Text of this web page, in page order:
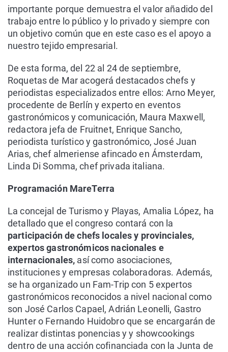
importante porque demuestra el valor añadido del
trabajo entre lo público y lo privado y siempre con
un objetivo común que en este caso es el apoyo a
nuestro tejido empresarial.
De esta forma, del 22 al 24 de septiembre,
Roquetas de Mar acogerá destacados chefs y
periodistas especializados entre ellos: Arno Meyer,
procedente de Berlín y experto en eventos
gastronómicos y comunicación, Maura Maxwell,
redactora jefa de Fruitnet, Enrique Sancho,
periodista turístico y gastronómico, José Juan
Arias, chef almeriense afincado en Ámsterdam,
Linda Di Somma, chef privada italiana.
Programación MareTerra
La concejal de Turismo y Playas, Amalia López, ha
detallado que el congreso contará con la
participación de chefs locales y provinciales,
expertos gastronómicos nacionales e
internacionales, así como asociaciones,
instituciones y empresas colaboradoras. Además,
se ha organizado un Fam-Trip con 5 expertos
gastronómicos reconocidos a nivel nacional como
son José Carlos Capael, Adrián Leonelli, Gastro
Hunter o Fernando Huidobro que se encargarán de
realizar distintas ponencias y y showcookings
dentro de una acción cofinanciada con la Junta de